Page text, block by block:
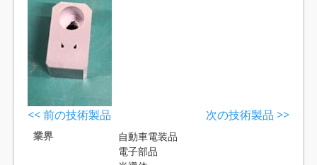
<< 前の技術製品 次の技術製品 >>
業界
自動車電装品
電子部品